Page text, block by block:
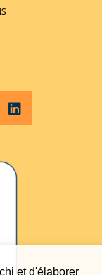
et d'élaborer